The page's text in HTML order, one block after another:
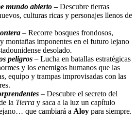
mundo abierto – Descubre tierras
culturas ricas y personajes llenos de
– Recorre bosques frondosos,
montañas imponentes en el futuro lejano
desolado.
peligros – Lucha en batallas estratégicas
y los enemigos humanos que las
equipo y trampas improvisadas con las
– Descubre el secreto del
la Tierra y saca a la luz un capítulo
que cambiará a Aloy para siempre.